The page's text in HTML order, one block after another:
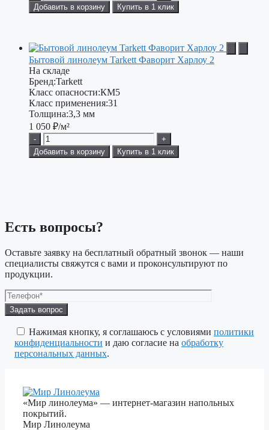
Добавить в корзину
Купить в 1 клик
Бытовой линолеум Tarkett Фаворит Харлоу 2
На складе
Бренд:Tarkett
Класс опасности:КМ5
Класс применения:31
Толщина:3,3 мм
1 050 ₽/м²
-
+
Добавить в корзину
Купить в 1 клик
Есть вопросы?
Оставьте заявку на бесплатный обратный звонок — наши
специалисты свяжутся с вами и проконсультируют по
продукции.
Оставьте
это
поле
пустым.
Нажимая кнопку, я соглашаюсь с условиями политики
конфиденциальности и даю согласие на обработку
персональных данных.
«Мир линолеума» — интернет-магазин напольных
покрытий.
Мир Линолеума